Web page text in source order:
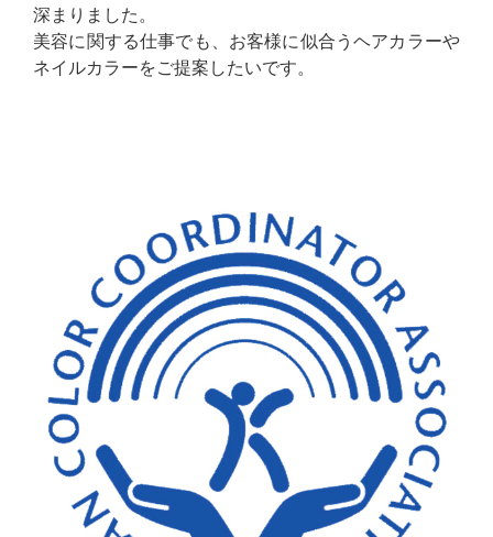
深まりました。
美容に関する仕事でも、お客様に似合うヘアカラーや
ネイルカラーをご提案したいです。